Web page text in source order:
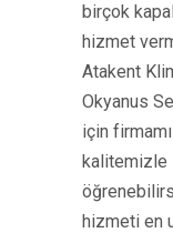
birçok
hizmet
Atakent
Okyanus
için
kalitemizle
hizmeti en